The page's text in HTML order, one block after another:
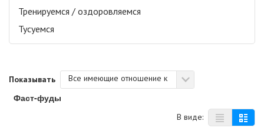
Тренируемся / оздоровляемся
Тусуемся
Показывать Все имеющие отношение к
Фаст-фуды
В виде: